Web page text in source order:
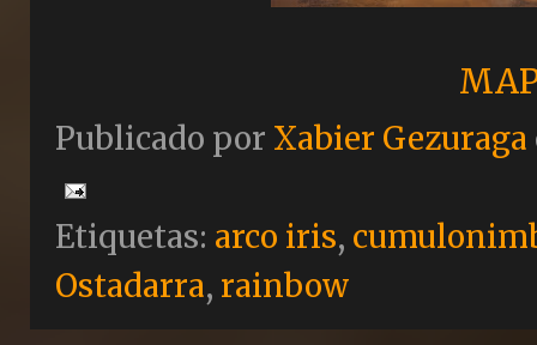
Publicado por Xabier Gezuraga
Etiquetas: arco iris,
Ostadarra, rainbow